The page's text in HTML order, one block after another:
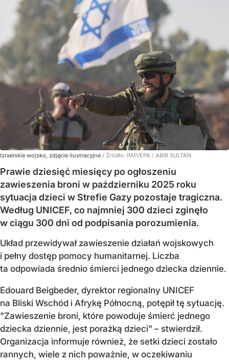
Izraelskie wojsko, zdjęcie ilustracyjne / Źródło: PAP/EPA / ABIR SULTAN
Prawie dziesięć miesięcy po ogłoszeniu
zawieszenia broni w październiku 2025 roku
sytuacja dzieci w Strefie Gazy pozostaje tragiczna.
Według UNICEF, co najmniej 300 dzieci zginęło
w ciągu 300 dni od podpisania porozumienia.
Układ przewidywał zawieszenie działań wojskowych
i pełny dostęp pomocy humanitarnej. Liczba
ta odpowiada średnio śmierci jednego dziecka dziennie.
Edouard Beigbeder, dyrektor regionalny UNICEF
na Bliski Wschód i Afrykę Północną, potępił tę sytuację.
"Zawieszenie broni, które powoduje śmierć jednego
dziecka dziennie, jest porażką dzieci" – stwierdził.
Organizacja informuje również, że setki dzieci zostało
rannych, wiele z nich poważnie, w oczekiwaniu